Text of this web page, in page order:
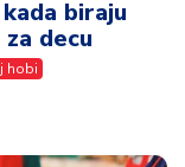
biraju
decu
hobi